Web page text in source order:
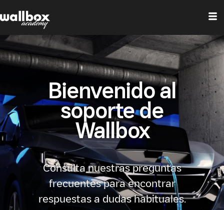
Bienvenido al
soporte de
Wallbox
Consulta nuestras preguntas
frecuentes para encontrar
respuestas a dudas habituales.